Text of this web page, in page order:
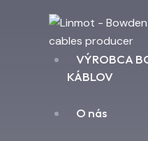
VÝROBCA
KÁBLOV
O nás